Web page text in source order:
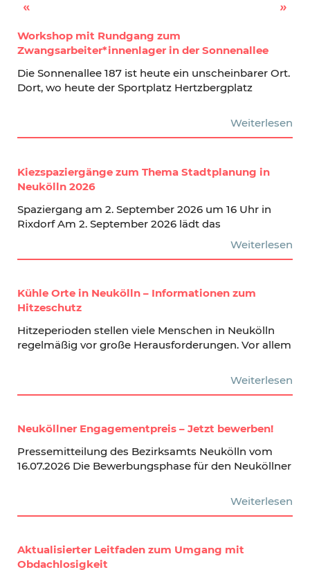
Workshop mit Rundgang zum
Zwangsarbeiter*innenlager in der Sonnenallee
Die Sonnenallee 187 ist heute ein unscheinbarer Ort.
Dort, wo heute der Sportplatz Hertzbergplatz
Weiterlesen
Kiezspaziergänge zum Thema Stadtplanung in
Neukölln 2026
Spaziergang am 2. September 2026 um 16 Uhr in
Rixdorf Am 2. September 2026 lädt das
Weiterlesen
Kühle Orte in Neukölln – Informationen zum
Hitzeschutz
Hitzeperioden stellen viele Menschen in Neukölln
regelmäßig vor große Herausforderungen. Vor allem
Weiterlesen
Neuköllner Engagementpreis – Jetzt bewerben!
Pressemitteilung des Bezirksamts Neukölln vom
16.07.2026 Die Bewerbungsphase für den Neuköllner
Weiterlesen
Aktualisierter Leitfaden zum Umgang mit
Obdachlosigkeit